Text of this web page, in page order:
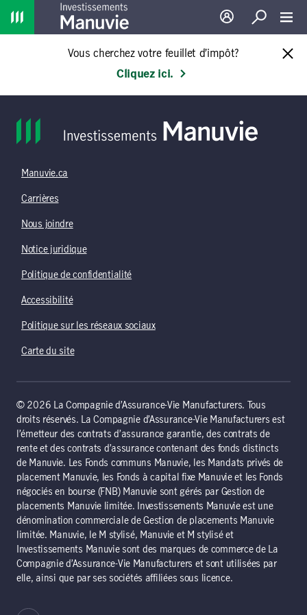
Home
Ouverture de
Recherche
Vous cherchez votre feuillet d’impôt?
Cliquez ici.
Manuvie.ca
Carrières
Nous joindre
Notice juridique
Politique de confidentialité
Accessibilité
Politique sur les réseaux sociaux
Carte du site
© 2026 La Compagnie d’Assurance-Vie Manufacturers. Tous
droits réservés. La Compagnie d’Assurance-Vie Manufacturers est
l’émetteur des contrats d’assurance garantie, des contrats de
rente et des contrats d’assurance contenant des fonds distincts
de Manuvie. Les Fonds communs Manuvie, les Mandats privés de
placement Manuvie, les Fonds à capital fixe Manuvie et les Fonds
négociés en bourse (FNB) Manuvie sont gérés par Gestion de
placements Manuvie limitée. Investissements Manuvie est une
dénomination commerciale de Gestion de placements Manuvie
limitée. Manuvie, le M stylisé, Manuvie et M stylisé et
Investissements Manuvie sont des marques de commerce de La
Compagnie d’Assurance-Vie Manufacturers et sont utilisées par
elle, ainsi que par ses sociétés affiliées sous licence.